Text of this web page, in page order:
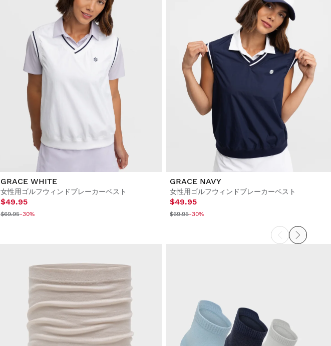
GRACE WHITE
女性用ゴルフウィンドブレーカーベスト
$49.95
$69.95-30%
GRACE NAVY
女性用ゴルフウィンドブレーカーベスト
$49.95
$69.95-30%